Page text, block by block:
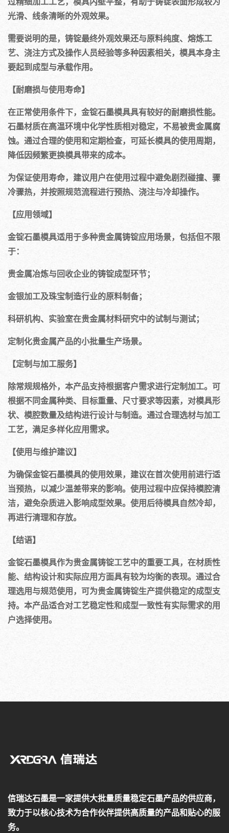
光滑、线条清晰的外观效果。
需要说明的是，铸锭最终外观效果还与原料纯度、熔炼工
艺、浇注方式及操作人员经验等多种因素相关，模具本身主
要起到成型与承载作用。
【耐磨损与使用寿命】
在正常使用条件下，金锭石墨模具具有较好的耐磨损性能。
石墨材质在高温环境中化学性质相对稳定，不易被贵金属腐
蚀。通过合理的使用和定期检查，可延长模具的使用周期，
降低因频繁更换模具带来的成本。
为保证使用寿命，建议用户在使用过程中避免剧烈碰撞、骤
冷骤热，并按照规范流程进行预热、浇注与冷却操作。
【应用领域】
金锭石墨模具适用于多种贵金属铸锭应用场景，包括但不限
于：
贵金属冶炼与回收企业的铸锭成型环节；
金银加工及珠宝制造行业的原料制备；
科研机构、实验室在贵金属材料研究中的试制与测试；
定制化贵金属产品的小批量生产场景。
【定制与加工服务】
除常规规格外，本产品支持根据客户需求进行定制加工。可
根据不同金属种类、目标重量、尺寸要求等因素，对模具形
状、模腔数量及结构进行设计与制造。通过合理选材与加工
工艺，满足多样化应用需求。
【使用与维护建议】
为确保金锭石墨模具的使用效果，建议在首次使用前进行适
当预热，以减少温差带来的影响。使用过程中应保持模腔清
洁，避免杂质进入影响成型效果。使用后待模具自然冷却，
再进行清理和存放。
【结语】
金锭石墨模具作为贵金属铸锭工艺中的重要工具，在材质性
能、结构设计和实际应用方面具有较为均衡的表现。通过合
理选用与规范使用，可为贵金属铸锭生产提供稳定的成型支
持。本产品适合对工艺稳定性和成型一致性有实际需求的用
户选择使用。
信瑞达石墨是一家提供大批量质量稳定石墨产品的供应商，
致力于以核心技术为合作伙伴提供高质量的产品和贴心的服
务。